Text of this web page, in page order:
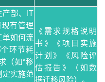
产部、IT
有管理
单如何流
环节耗
（如“移
定实施范
《需求规格说明
书》《项目实施
计划》《风险评
估报告》（如数
据迁移风险）。